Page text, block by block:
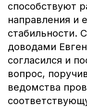
способствуют
направления и
стабильности.
доводами
согласился и
вопрос,
ведомства